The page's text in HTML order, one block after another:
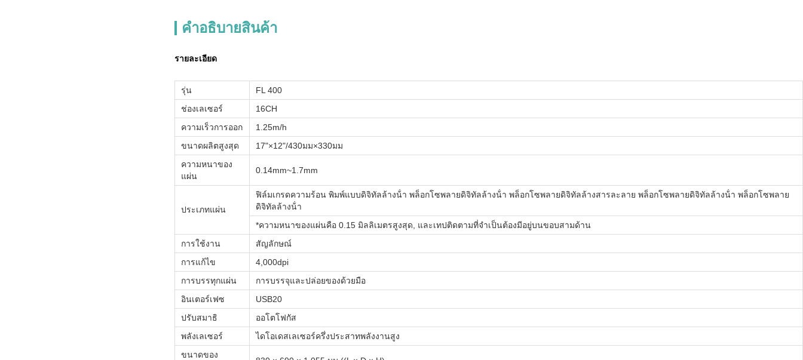
คําอธิบายสินค้า
รายละเอียด
รุ่น
FL 400
ช่องเลเซอร์
16CH
ความเร็วการออก
1.25m/h
ขนาดผลิตสูงสุด
17"×12"/430มม×330มม
ความหนาของ
แผ่น
0.14mm~1.7mm
ประเภทแผ่น
ฟิล์มเกรดความร้อน พิมพ์แบบดิจิทัลล้างน้ํา พล็อกโซพลายดิจิทัลล้างน้ํา พล็อกโซพลายดิจิทัลล้างสารละลาย พล็อกโซพลายดิจิทัลล้างน้ํา พล็อกโซพลาย
ดิจิทัลล้างน้ํา
*ความหนาของแผ่นคือ 0.15 มิลลิเมตรสูงสุด, และเทปติดตามที่จําเป็นต้องมีอยู่บนขอบสามด้าน
การใช้งาน
สัญลักษณ์
การแก้ไข
4,000dpi
การบรรทุกแผ่น
การบรรจุและปล่อยของด้วยมือ
อินเตอร์เฟซ
USB20
ปรับสมาธิ
ออโตโฟกัส
พลังเลเซอร์
ไดโอเดสเลเซอร์ครึ่งประสาทพลังงานสูง
ขนาดของ